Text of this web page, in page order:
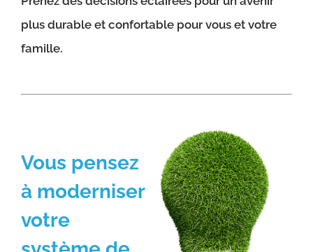
plus durable et confortable pour vous et votre
famille.
Vous pensez
à moderniser
votre